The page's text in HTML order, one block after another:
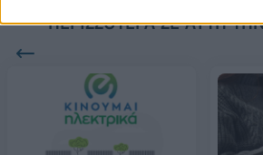
ΠΕΡΙΣΣΌΤΕΡΑ ΣΕ ΑΥΤΉ